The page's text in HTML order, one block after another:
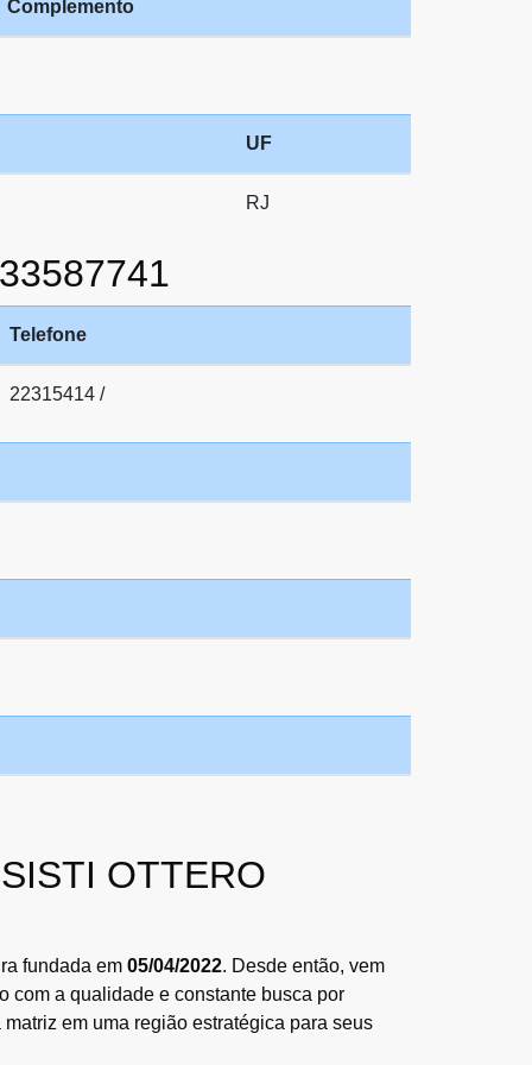
Complemento
UF
RJ
Telefone
22315414 /
OTTERO
fundada em 05/04/2022. Desde então, vem
com a qualidade e constante busca por
em uma região estratégica para seus